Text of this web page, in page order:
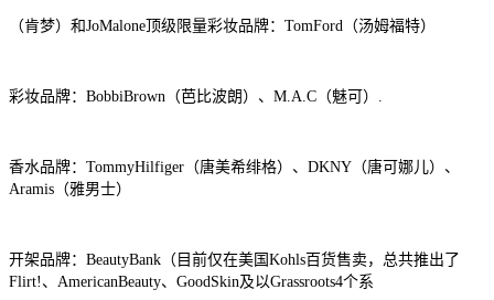
（肯梦）和JoMalone顶级限量彩妆品牌：TomFord（汤姆福特）
彩妆品牌：BobbiBrown（芭比波朗）、M.A.C（魅可）.
香水品牌：TommyHilfiger（唐美希绯格）、DKNY（唐可娜儿）、
Aramis（雅男士）
开架品牌：BeautyBank（目前仅在美国Kohls百货售卖，总共推出了
Flirt!、AmericanBeauty、GoodSkin及以Grassroots4个系